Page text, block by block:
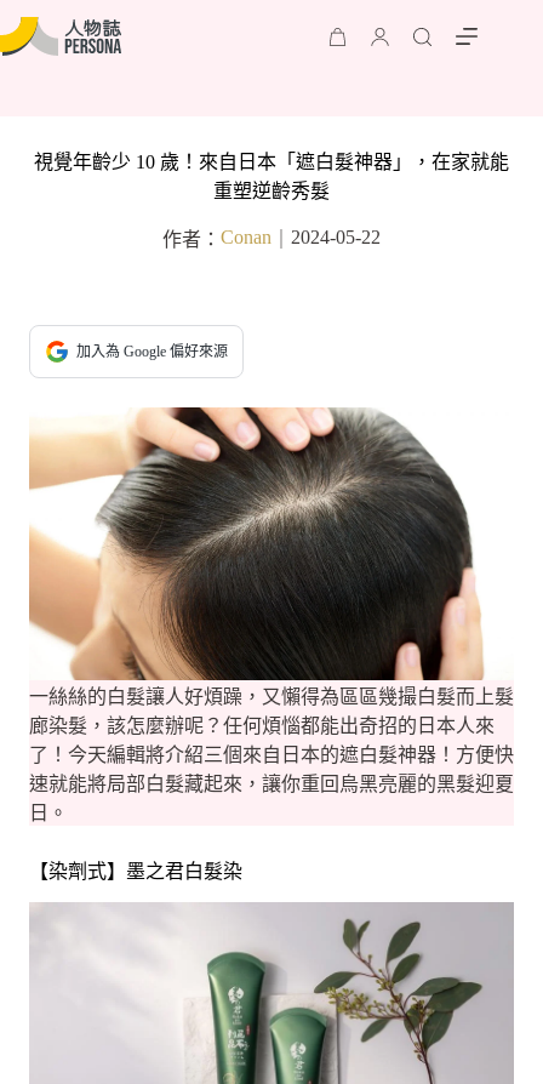
視覺年齡少 10 歲！來自日本「遮白髮神器」，在家就能
重塑逆齡秀髮
作者： Conan 2024-05-22
加入為 Google 偏好來源
一絲絲的白髮讓人好煩躁，又懶得為區區幾撮白髮而上髮
廊染髮，該怎麼辦呢？任何煩惱都能出奇招的日本人來
了！今天編輯將介紹三個來自日本的遮白髮神器！方便快
速就能將局部白髮藏起來，讓你重回烏黑亮麗的黑髮迎夏
日。
【染劑式】墨之君白髮染